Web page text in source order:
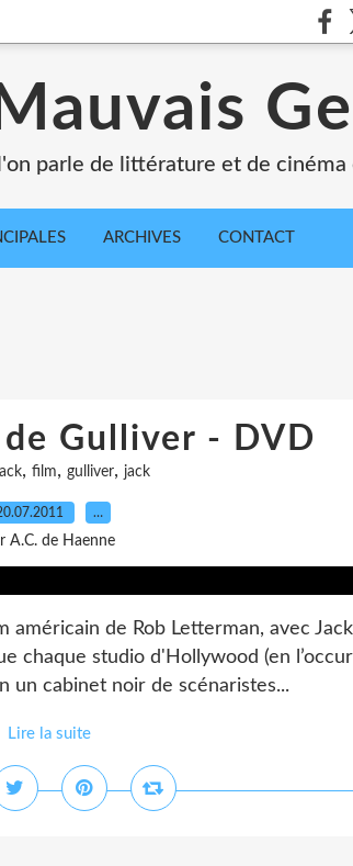
Mauvais
parle de littérature et de
ARCHIVES CONTACT
de Gulliver - DVD
, film, gulliver, jack
…
A.C. de Haenne
américain de Rob Letterman, avec
chaque studio d'Hollywood (en
un cabinet noir de scénaristes...
Lire la suite